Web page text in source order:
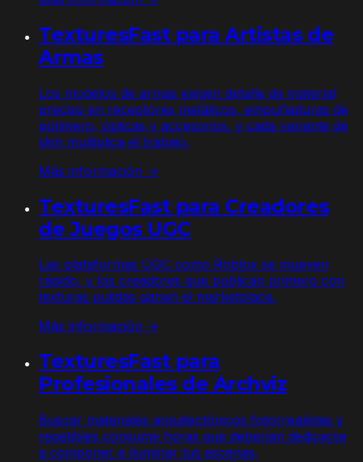
TexturesFast para Artistas de
Armas
Los modelos de armas exigen detalle de material
preciso en receptores metálicos, empuñaduras de
polímero, ópticas y accesorios, y cada variante de
skin multiplica el trabajo.
Más información →
TexturesFast para Creadores
de Juegos UGC
Las plataformas UGC como Roblox se mueven
rápido, y los creadores que publican primero con
texturas pulidas ganan el marketplace.
Más información →
TexturesFast para
Profesionales de Archviz
Buscar materiales arquitectónicos fotorrealistas y
repetibles consume horas que deberían dedicarse
a componer e iluminar tus escenas.